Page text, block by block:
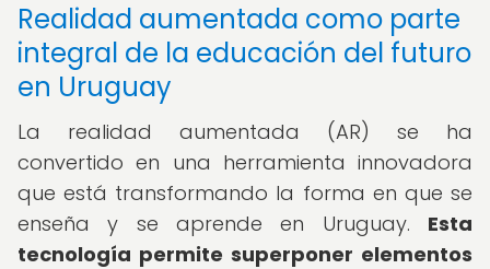
Realidad aumentada como parte
integral de la educación del futuro
en Uruguay
La realidad aumentada (AR) se ha
convertido en una herramienta innovadora
que está transformando la forma en que se
enseña y se aprende en Uruguay. Esta
tecnología permite superponer elementos